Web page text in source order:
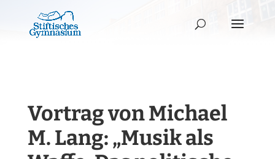
Vortrag von Michael
M. Lang: „Musik als